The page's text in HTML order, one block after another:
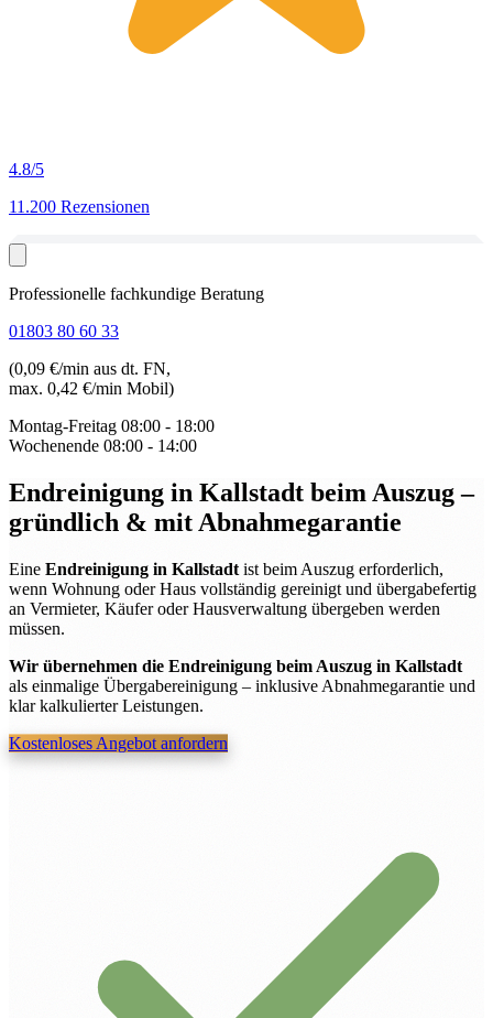
4.8/5
11.200 Rezensionen
Professionelle fachkundige Beratung
01803 80 60 33
(0,09 €/min aus dt. FN,
max. 0,42 €/min Mobil)
Montag-Freitag 08:00 - 18:00
Wochenende 08:00 - 14:00
Endreinigung in Kallstadt beim Auszug–
gründlich & mit Abnahmegarantie
Eine Endreinigung in Kallstadt ist beim Auszug erforderlich,
wenn Wohnung oder Haus vollständig gereinigt und übergabefertig
an Vermieter, Käufer oder Hausverwaltung übergeben werden
müssen.
Wir übernehmen die Endreinigung beim Auszug in Kallstadt
als einmalige Übergabereinigung – inklusive Abnahmegarantie und
klar kalkulierter Leistungen.
Kostenloses Angebot anfordern